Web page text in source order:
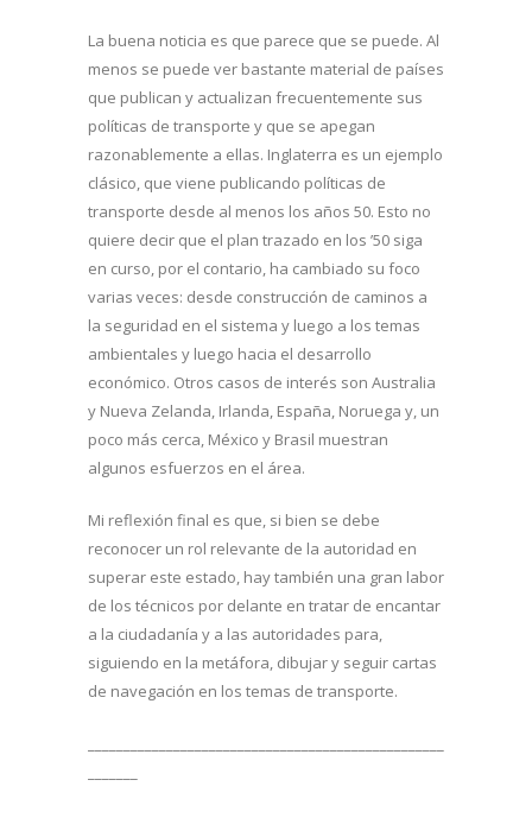
La buena noticia es que parece que se puede. Al
menos se puede ver bastante material de países
que publican y actualizan frecuentemente sus
políticas de transporte y que se apegan
razonablemente a ellas. Inglaterra es un ejemplo
clásico, que viene publicando políticas de
transporte desde al menos los años 50. Esto no
quiere decir que el plan trazado en los ’50 siga
en curso, por el contario, ha cambiado su foco
varias veces: desde construcción de caminos a
la seguridad en el sistema y luego a los temas
ambientales y luego hacia el desarrollo
económico. Otros casos de interés son Australia
y Nueva Zelanda, Irlanda, España, Noruega y, un
poco más cerca, México y Brasil muestran
algunos esfuerzos en el área.
Mi reflexión final es que, si bien se debe
reconocer un rol relevante de la autoridad en
superar este estado, hay también una gran labor
de los técnicos por delante en tratar de encantar
a la ciudadanía y a las autoridades para,
siguiendo en la metáfora, dibujar y seguir cartas
de navegación en los temas de transporte.